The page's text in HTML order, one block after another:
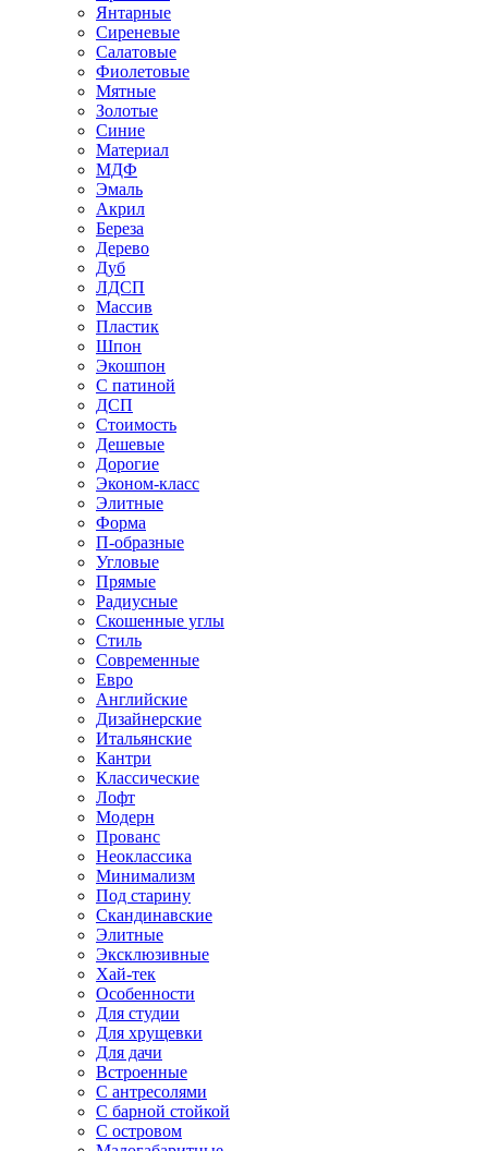
Янтарные
Сиреневые
Салатовые
Фиолетовые
Мятные
Золотые
Синие
Материал
МДФ
Эмаль
Акрил
Береза
Дерево
Дуб
ЛДСП
Массив
Пластик
Шпон
Экошпон
С патиной
ДСП
Стоимость
Дешевые
Дорогие
Эконом-класс
Элитные
Форма
П-образные
Угловые
Прямые
Радиусные
Скошенные углы
Стиль
Современные
Евро
Английские
Дизайнерские
Итальянские
Кантри
Классические
Лофт
Модерн
Прованс
Неоклассика
Минимализм
Под старину
Скандинавские
Элитные
Эксклюзивные
Хай-тек
Особенности
Для студии
Для хрущевки
Для дачи
Встроенные
С антресолями
С барной стойкой
С островом